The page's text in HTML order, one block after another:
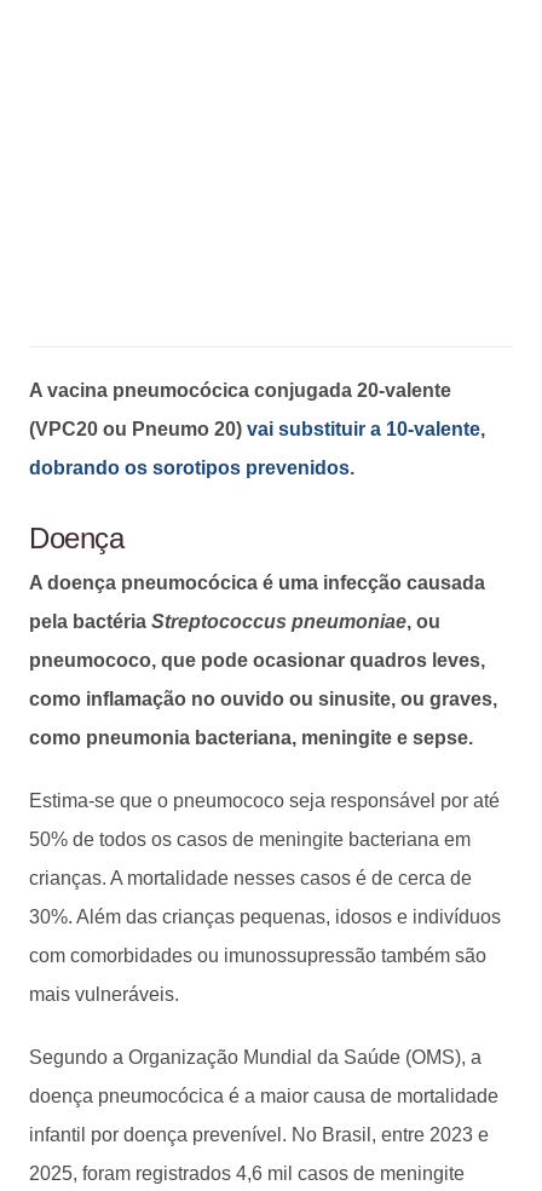
A vacina pneumocócica conjugada 20-valente
(VPC20 ou Pneumo 20) vai substituir a 10-valente,
dobrando os sorotipos prevenidos.
Doença
A doença pneumocócica é uma infecção causada
pela bactéria Streptococcus pneumoniae, ou
pneumococo, que pode ocasionar quadros leves,
como inflamação no ouvido ou sinusite, ou graves,
como pneumonia bacteriana, meningite e sepse.
Estima-se que o pneumococo seja responsável por até
50% de todos os casos de meningite bacteriana em
crianças. A mortalidade nesses casos é de cerca de
30%. Além das crianças pequenas, idosos e indivíduos
com comorbidades ou imunossupressão também são
mais vulneráveis.
Segundo a Organização Mundial da Saúde (OMS), a
doença pneumocócica é a maior causa de mortalidade
infantil por doença prevenível. No Brasil, entre 2023 e
2025, foram registrados 4,6 mil casos de meningite